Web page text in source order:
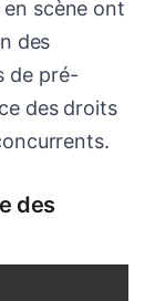
scène ont
des
de pré-
des droits
des